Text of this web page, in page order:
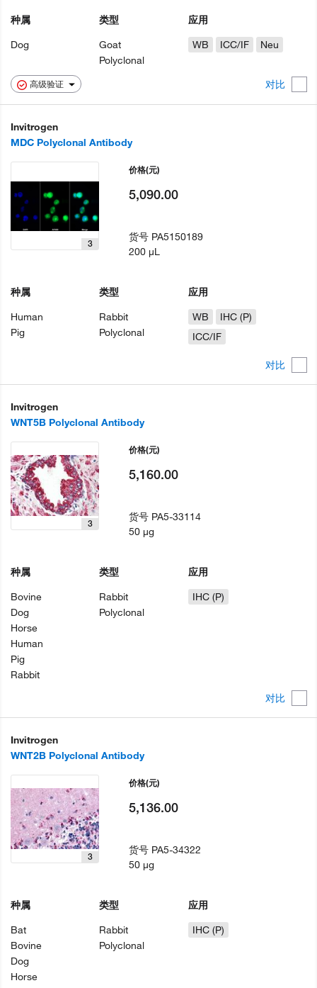
高级验证 对比
种属
Dog
类型
Goat
Polyclonal
应用
WB
ICC/IF Neu
Invitrogen
MDC Polyclonal Antibody
对比
3
种属
Human
Pig
类型
Rabbit
Polyclonal
应用
WB
IHC (P)
ICC/IF
价格(元)
5,090.00
货号 PA5150189
200 µL
Invitrogen
WNT5B Polyclonal Antibody
对比
3
种属
Bovine
Dog
Horse
Human
Pig
Rabbit
类型
Rabbit
Polyclonal
应用
IHC (P)
价格(元)
5,160.00
货号 PA5-33114
50 µg
Invitrogen
WNT2B Polyclonal Antibody
3
种属
Bat
Bovine
Dog
Horse
类型
Rabbit
Polyclonal
应用
IHC (P)
价格(元)
5,136.00
货号 PA5-34322
50 µg